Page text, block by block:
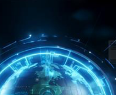
補償方案協議 半導體員工
後一刻驚險達成協議 總罷